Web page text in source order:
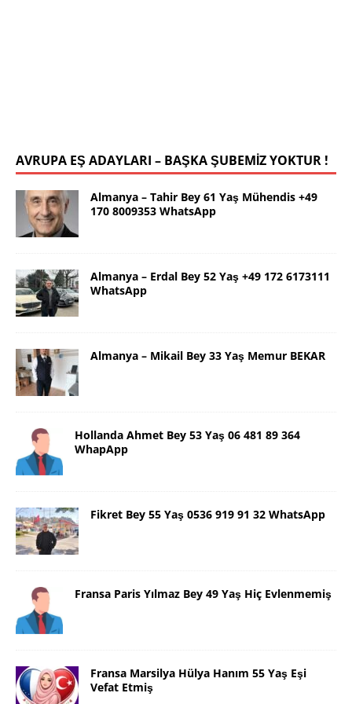
AVRUPA EŞ ADAYLARI – BAŞKA ŞUBEMİZ YOKTUR !
Almanya – Tahir Bey 61 Yaş Mühendis +49
170 8009353 WhatsApp
Almanya – Erdal Bey 52 Yaş +49 172 6173111
WhatsApp
Almanya – Mikail Bey 33 Yaş Memur BEKAR
Hollanda Ahmet Bey 53 Yaş 06 481 89 364
WhapApp
Fikret Bey 55 Yaş 0536 919 91 32 WhatsApp
Fransa Paris Yılmaz Bey 49 Yaş Hiç Evlenmemiş
Fransa Marsilya Hülya Hanım 55 Yaş Eşi
Vefat Etmiş